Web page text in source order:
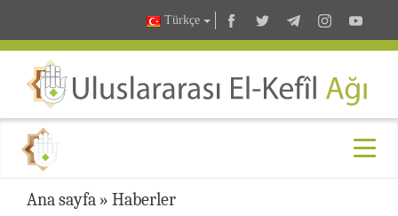
Türkçe
Ana sayfa » Haberler